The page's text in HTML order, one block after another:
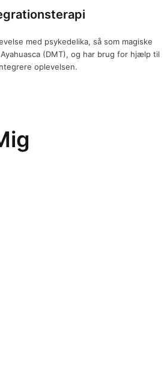
med psykedelika, så som magiske
(DMT), og har brug for hjælp til
oplevelsen.